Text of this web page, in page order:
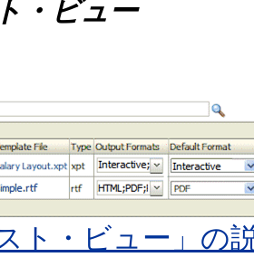
・ビュー
ト・ビュー」の